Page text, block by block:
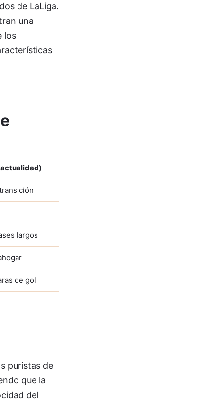
de LaLiga.
una
los
largos
de gol
puristas del
que la
del